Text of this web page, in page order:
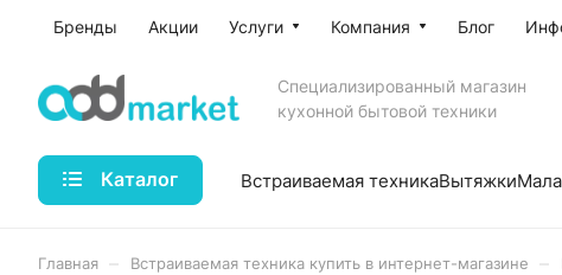
Бренды Акции Услуги Компания Блог
Специализированный магазин
кухонной бытовой техники
Каталог Встраиваемая техникаВытяжки
Главная Встраиваемая техника купить в интернет-магазине